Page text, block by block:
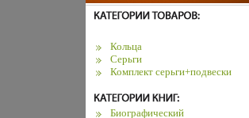
Кольца
Серьги
Комплект серьги+подвески
Биографический